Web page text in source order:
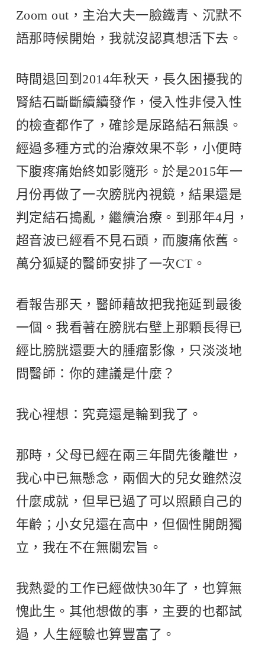
Zoom out，主治大夫一臉鐵青、沉默不
語那時候開始，我就沒認真想活下去。
時間退回到2014年秋天，長久困擾我的
腎結石斷斷續續發作，侵入性非侵入性
的檢查都作了，確診是尿路結石無誤。
經過多種方式的治療效果不彰，小便時
下腹疼痛始終如影隨形。於是2015年一
月份再做了一次膀胱內視鏡，結果還是
判定結石搗亂，繼續治療。到那年4月，
超音波已經看不見石頭，而腹痛依舊。
萬分狐疑的醫師安排了一次CT。
看報告那天，醫師藉故把我拖延到最後
一個。我看著在膀胱右壁上那顆長得已
經比膀胱還要大的腫瘤影像，只淡淡地
問醫師：你的建議是什麼？
我心裡想：究竟還是輪到我了。
那時，父母已經在兩三年間先後離世，
我心中已無懸念，兩個大的兒女雖然沒
什麼成就，但早已過了可以照顧自己的
年齡；小女兒還在高中，但個性開朗獨
立，我在不在無關宏旨。
我熱愛的工作已經做快30年了，也算無
愧此生。其他想做的事，主要的也都試
過，人生經驗也算豐富了。